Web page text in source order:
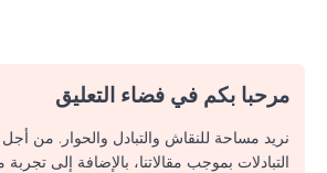
مرحبا بكم في فضاء التعليق
نريد مساحة للنقاش والتبادل والحوار. من
التبادلات بموجب مقالاتنا، بالإضافة إلى